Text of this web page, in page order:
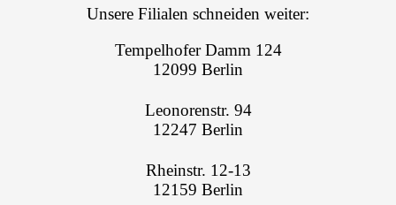
Unsere Filialen schneiden weiter:
Tempelhofer Damm 124
12099 Berlin
Leonorenstr. 94
12247 Berlin
Rheinstr. 12-13
12159 Berlin